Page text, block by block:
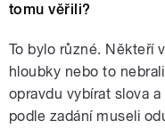
tomu věřili?
To bylo různé. Někteří
hloubky nebo to
opravdu vybírat slova
podle zadání museli